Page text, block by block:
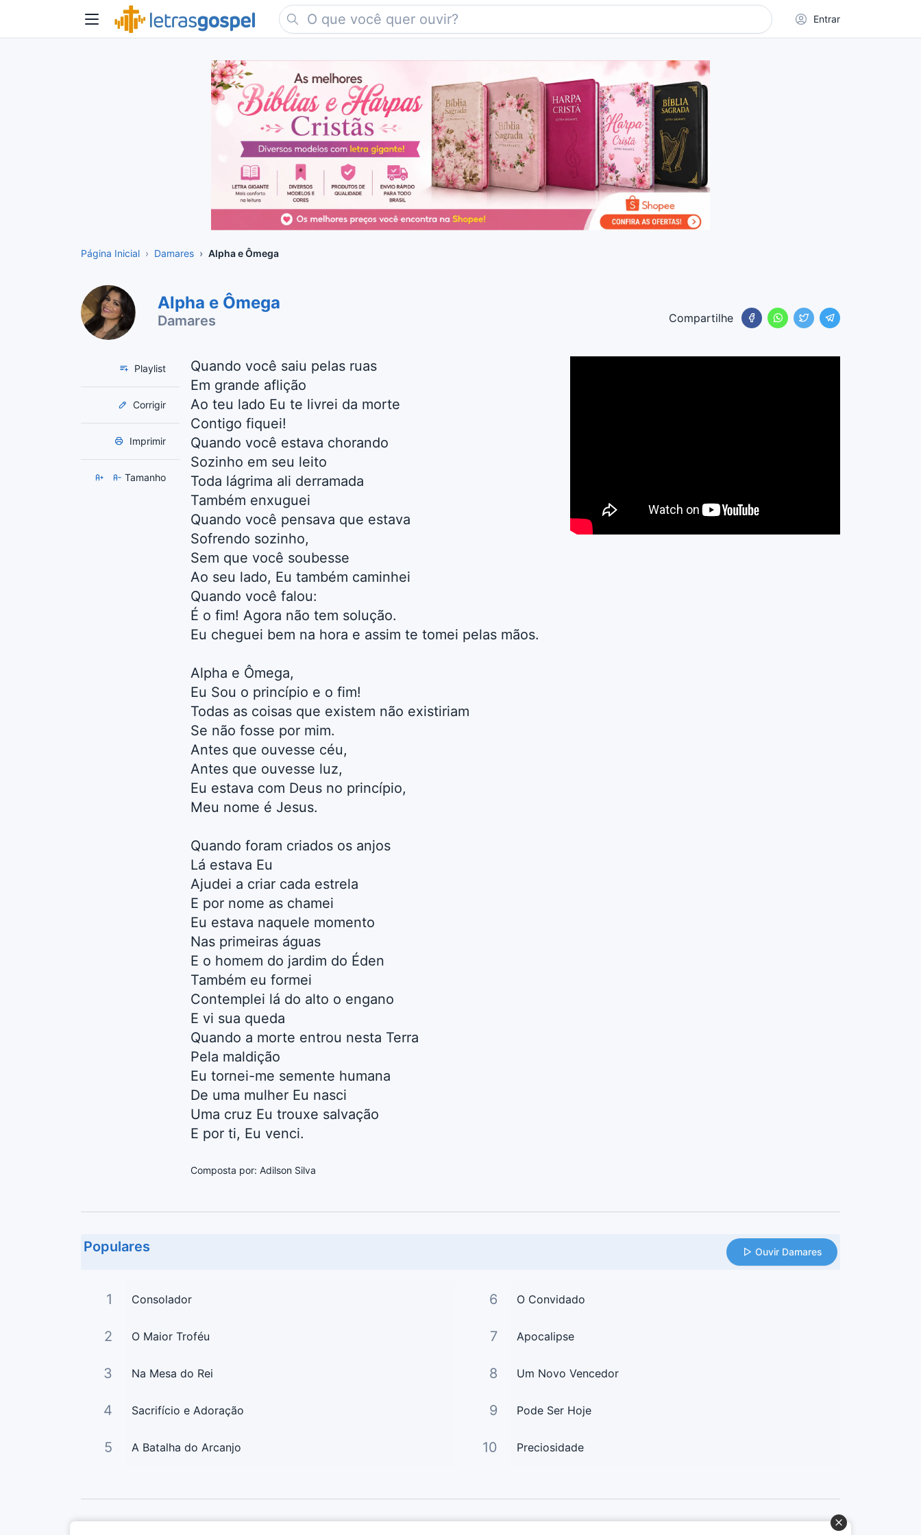
Entrar
Página Inicial Damares Alpha e Ômega
Alpha e Ômega
Damares Compartilhe
Playlist
Corrigir
Imprimir
Tamanho
Quando você saiu pelas ruas
Em grande aflição
Ao teu lado Eu te livrei da morte
Contigo fiquei!
Quando você estava chorando
Sozinho em seu leito
Toda lágrima ali derramada
Também enxuguei
Quando você pensava que estava
Sofrendo sozinho,
Sem que você soubesse
Ao seu lado, Eu também caminhei
Quando você falou:
É o fim! Agora não tem solução.
Eu cheguei bem na hora e assim te tomei pelas mãos.
Alpha e Ômega,
Eu Sou o princípio e o fim!
Todas as coisas que existem não existiriam
Se não fosse por mim.
Antes que ouvesse céu,
Antes que ouvesse luz,
Eu estava com Deus no princípio,
Meu nome é Jesus.
Quando foram criados os anjos
Lá estava Eu
Ajudei a criar cada estrela
E por nome as chamei
Eu estava naquele momento
Nas primeiras águas
E o homem do jardim do Éden
Também eu formei
Contemplei lá do alto o engano
E vi sua queda
Quando a morte entrou nesta Terra
Pela maldição
Eu tornei-me semente humana
De uma mulher Eu nasci
Uma cruz Eu trouxe salvação
E por ti, Eu venci.
Composta por: Adilson Silva
Populares Ouvir Damares
1 Consolador
2 O Maior Troféu
3 Na Mesa do Rei
4 Sacrifício e Adoração
5 A Batalha do Arcanjo
6 O Convidado
7 Apocalipse
8 Um Novo Vencedor
9 Pode Ser Hoje
10 Preciosidade